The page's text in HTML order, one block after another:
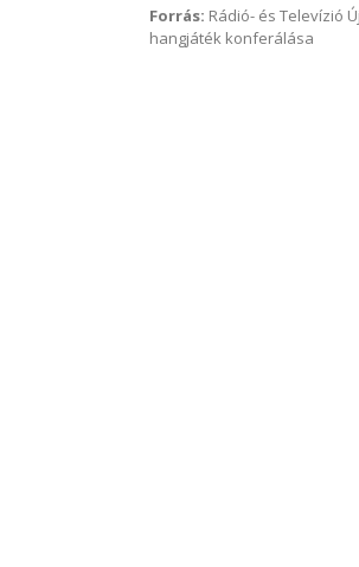
Forrás: Rádió- és Televízió
hangjáték konferálása